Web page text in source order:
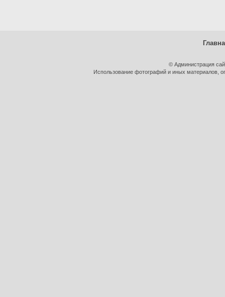
© Администрация
Использование фотографий и иных материалов,